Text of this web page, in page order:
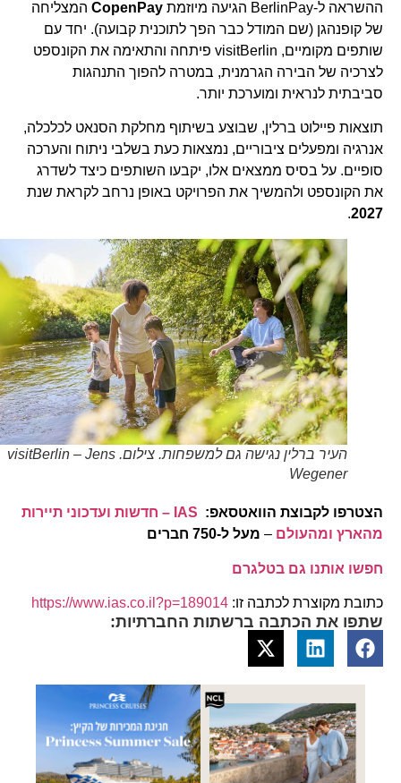
ההשראה ל-BerlinPay הגיעה מיוזמת CopenPayהמצליחה
של קופנהגן (שם המודל כבר הפך לתוכנית קבועה). יחד עם
שותפים מקומיים, visitBerlin פיתחה והתאימה את הקונספט
לצרכיה של הבירה הגרמנית, במטרה להפוך התנהגות
סביבתית לנראית ומוערכת יותר.
תוצאות פיילוט ברלין, שבוצע בשיתוף מחלקת הסנאט לכלכלה,
אנרגיה ומפעלים ציבוריים, נמצאות כעת בשלבי ניתוח והערכה
סופיים. על בסיס ממצאים אלו, יקבעו השותפים כיצד לשדרג
את הקונספט ולהמשיך את הפרויקט באופן נרחב לקראת שנת
2027
.
העיר ברלין נגישה גם למשפחות. צילום. visitBerlin – Jens
Wegener
הצטרפו לקבוצת הוואטסאפ:
IAS – חדשות ועדכוני תיירות
מהארץ ומהעולם–מעל ל-750 חברים
חפשו אותנו גם בטלגרם
כתובת מקוצרת לכתבה זו: https://www.ias.co.il?p=189014
שתפו את הכתבה ברשתות החברתיות: